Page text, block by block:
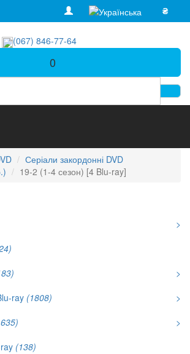
₴
(067) 846-77-64
0
Серіали закордонні DVD
19-2 (1-4 сезон) [4 Blu-ray]
>
>
ray (1808)
>
>
(138)